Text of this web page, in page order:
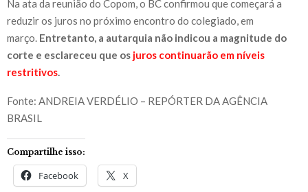
Na ata da reunião do Copom, o BC confirmou que começará a
reduzir os juros no próximo encontro do colegiado, em
março. Entretanto, a autarquia não indicou a magnitude do
corte e esclareceu que os juros continuarão em níveis
restritivos
Fonte: ANDREIA VERDÉLIO – REPÓRTER DA AGÊNCIA
BRASIL
Compartilhe isso:
Facebook X